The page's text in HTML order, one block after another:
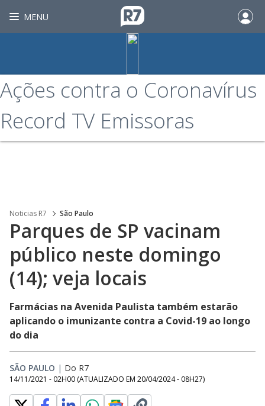
MENU
Ações contra o Coronavírus
Record TV Emissoras
Noticias R7 São Paulo
Parques de SP vacinam
público neste domingo
(14); veja locais
Farmácias na Avenida Paulista também estarão
aplicando o imunizante contra a Covid-19 ao longo
do dia
SÃO PAULO | Do R7
14/11/2021 - 02H00 (ATUALIZADO EM 20/04/2024 - 08H27)